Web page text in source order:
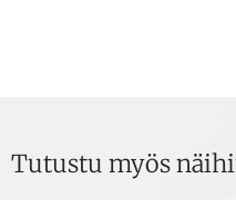
Tutustu myös